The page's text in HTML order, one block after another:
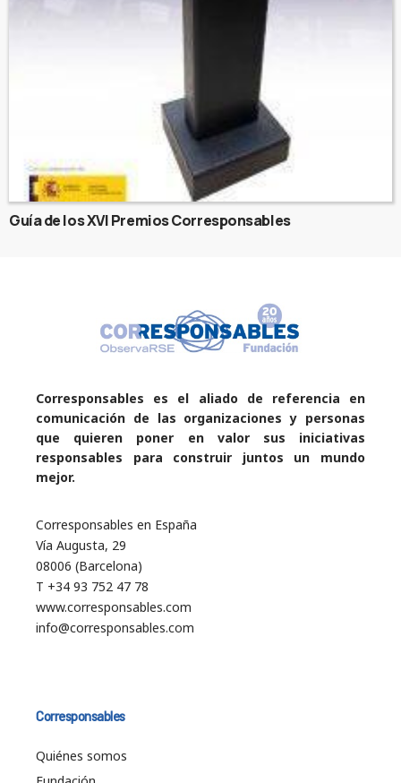
Guía de los XVI Premios Corresponsables
Corresponsables es el aliado de referencia en
comunicación de las organizaciones y personas
que quieren poner en valor sus iniciativas
responsables para construir juntos un mundo
mejor.
Corresponsables en España
Vía Augusta, 29
08006 (Barcelona)
T +34 93 752 47 78
www.corresponsables.com
info@corresponsables.com
Corresponsables
Quiénes somos